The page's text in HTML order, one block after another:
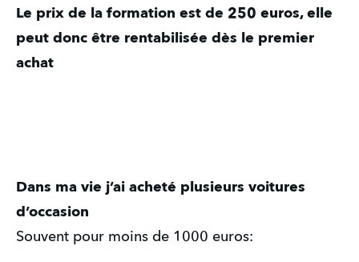
Le prix de la formation est de 250 euros, elle
peut donc être rentabilisée dès le premier
achat
Dans ma vie j’ai acheté plusieurs voitures
d’occasion
Souvent pour moins de 1000 euros: